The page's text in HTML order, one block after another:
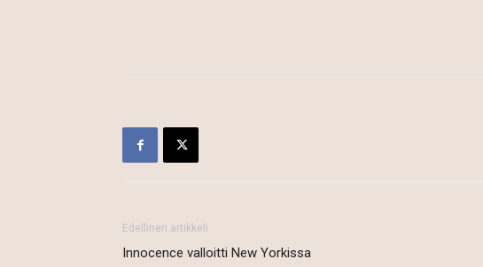
Edellinen artikkeli
Innocence valloitti New Yorkissa